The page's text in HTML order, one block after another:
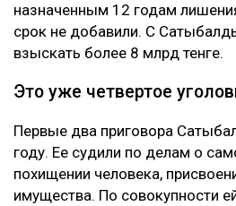
назначенным 12 годам
срок не добавили. С
взыскать более 8 млрд тенге.
Это уже четвертое
Первые два приговора
году. Ее судили по делам о
похищении человека,
имущества. По совокупности